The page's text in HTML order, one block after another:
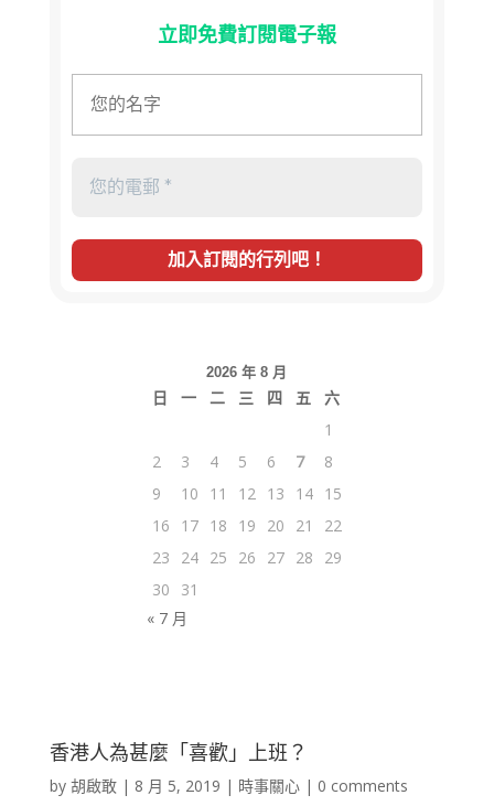
立即免費訂閱電子報
2026 年 8 月
日 一 二 三 四 五
六
1
2
3 4 5 6 7
8
9
10 11 12 13 14 15
16
17 18 19 20 21
22
23
24 25 26 27 28
29
30
31
« 7 月
香港人為甚麼「喜歡」上班？
by 胡啟敢| 8 月 5, 2019 | 時事關心| 0 comments